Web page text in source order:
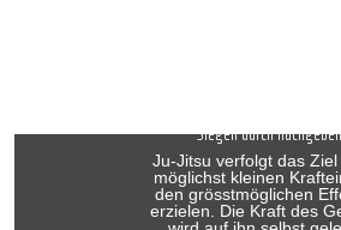
Siegen durch nachgeben
Ju-Jitsu verfolgt das Ziel
möglichst kleinen
den grösstmöglichen
erzielen. Die Kraft des